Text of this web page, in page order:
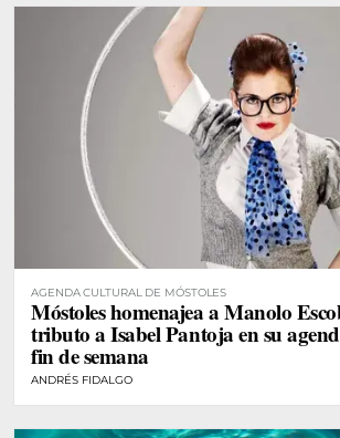
AGENDA CULTURAL DE MÓSTOLES
Móstoles homenajea a Manolo
tributo a Isabel Pantoja en su
fin de semana
ANDRÉS FIDALGO